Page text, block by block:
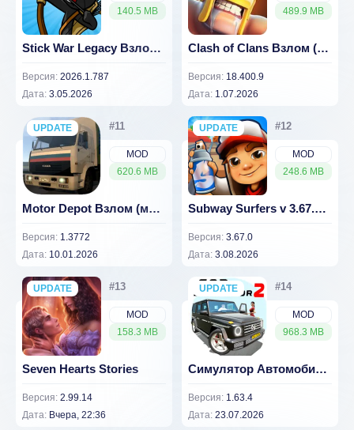
140.5 MB
Stick War Legacy Взлом (Бесплатные покупки) 2026.1.787
Версия: 2026.1.787
Дата: 3.05.2026
489.9 MB
Clash of Clans Взлом (приватный сервер) 18.400.9
Версия: 18.400.9
Дата: 1.07.2026
MOD
620.6 MB
UPDATE
NEW
Motor Depot Взлом (много денег) 1.3772
Версия: 1.3772
Дата: 10.01.2026
MOD
248.6 MB
UPDATE
NEW
Subway Surfers v 3.67.0 (ВЗЛОМ Много монет/ключей)
Версия: 3.67.0
Дата: 3.08.2026
MOD
158.3 MB
UPDATE
NEW
Seven Hearts Stories
Версия: 2.99.14
Дата: Вчера, 22:36
MOD
968.3 MB
UPDATE
NEW
Симулятор Автомобиля 2 (Взлом Бесплатные покупки)
Версия: 1.63.4
Дата: 23.07.2026